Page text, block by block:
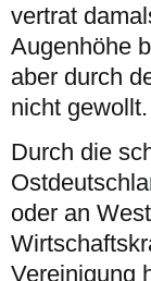
vertrat
Augenhöhe
aber durch
nicht gewollt.
Durch die
oder an
Vereinigung